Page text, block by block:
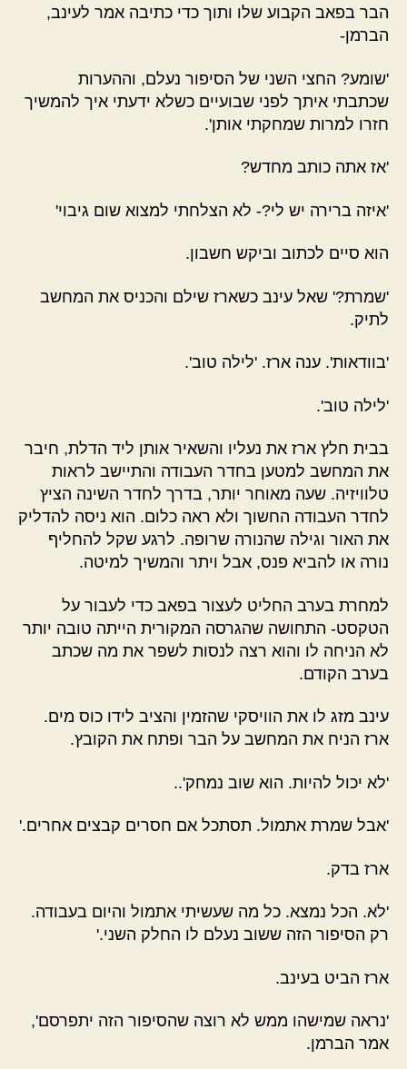
הבר בפאב הקבוע שלו ותוך כדי כתיבה אמר לעינב,
הברמן-
'שומע? החצי השני של הסיפור נעלם, וההערות
שכתבתי איתך לפני שבועיים כשלא ידעתי איך להמשיך
חזרו למרות שמחקתי אותן'.
'אז אתה כותב מחדש?
'איזה ברירה יש לי?- לא הצלחתי למצוא שום גיבוי'
הוא סיים לכתוב וביקש חשבון.
'שמרת?' שאל עינב כשארז שילם והכניס את המחשב
לתיק.
'בוודאות'. ענה ארז. 'לילה טוב'.
'לילה טוב'.
בבית חלץ ארז את נעליו והשאיר אותן ליד הדלת, חיבר
את המחשב למטען בחדר העבודה והתיישב לראות
טלוויזיה. שעה מאוחר יותר, בדרך לחדר השינה הציץ
לחדר העבודה החשוך ולא ראה כלום. הוא ניסה להדליק
את האור וגילה שהנורה שרופה. לרגע שקל להחליף
נורה או להביא פנס, אבל ויתר והמשיך למיטה.
למחרת בערב החליט לעצור בפאב כדי לעבור על
הטקסט- התחושה שהגרסה המקורית הייתה טובה יותר
לא הניחה לו והוא רצה לנסות לשפר את מה שכתב
בערב הקודם.
עינב מזג לו את הוויסקי שהזמין והציב לידו כוס מים.
ארז הניח את המחשב על הבר ופתח את הקובץ.
'לא יכול להיות. הוא שוב נמחק'..
'אבל שמרת אתמול. תסתכל אם חסרים קבצים אחרים.'
ארז בדק.
'לא. הכל נמצא. כל מה שעשיתי אתמול והיום בעבודה.
רק הסיפור הזה ששוב נעלם לו החלק השני.'
ארז הביט בעינב.
'נראה שמישהו ממש לא רוצה שהסיפור הזה יתפרסם',
אמר הברמן.